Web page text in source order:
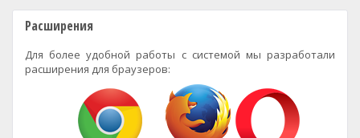
Расширения
Для более удобной работы с системой мы разработали
расширения для браузеров: